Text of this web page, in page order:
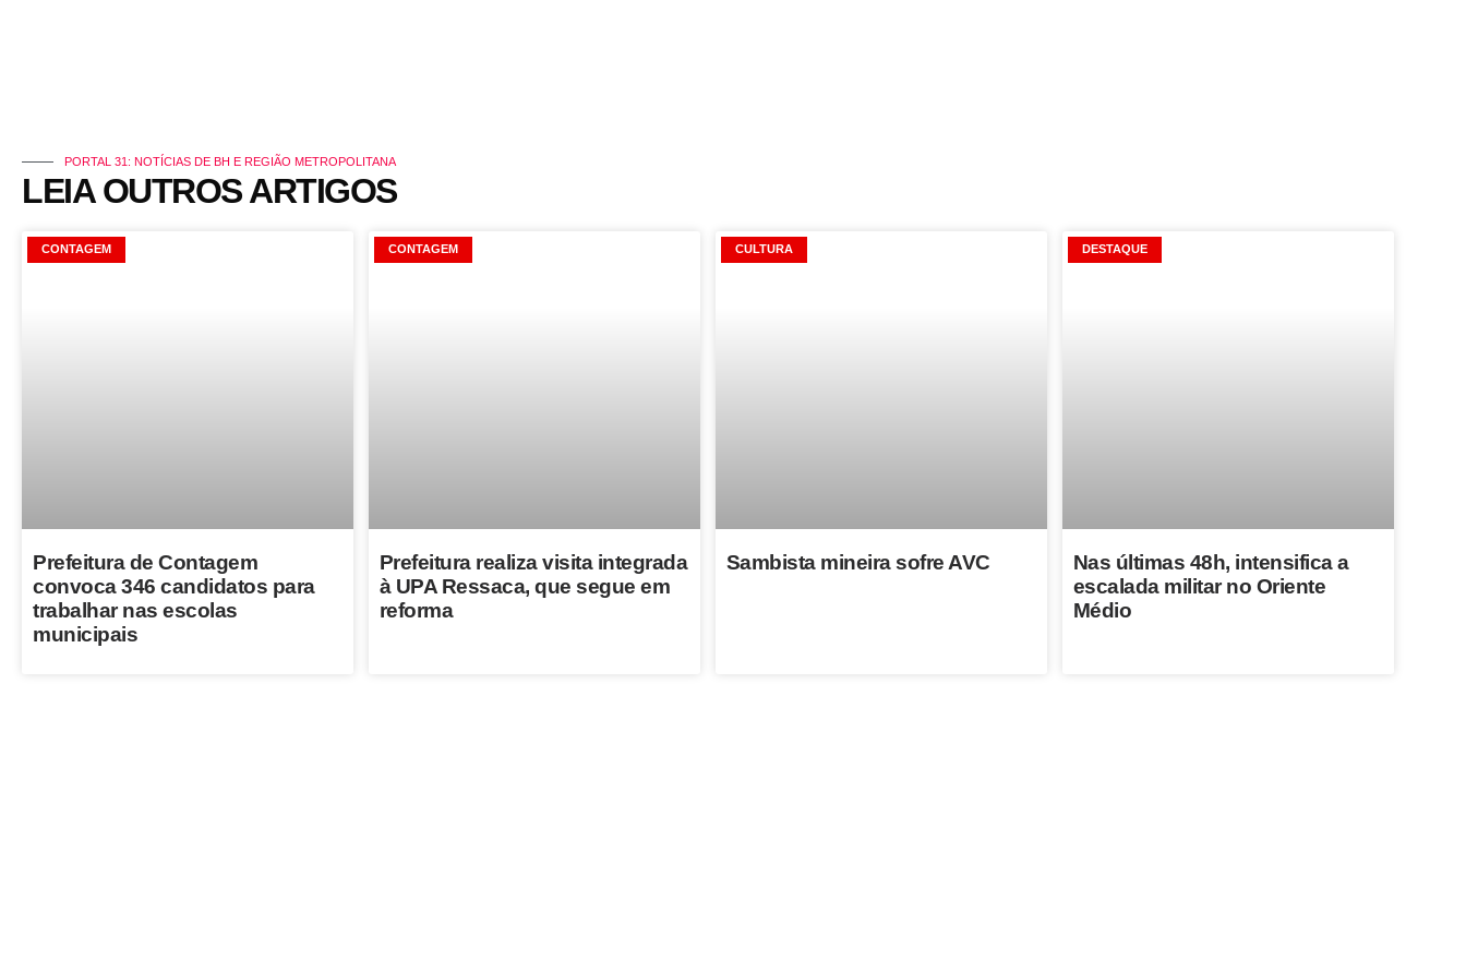
PORTAL 31: NOTÍCIAS DE BH E REGIÃO METROPOLITANA
LEIA OUTROS ARTIGOS
CONTAGEM
Prefeitura de Contagem
convoca 346 candidatos para
trabalhar nas escolas
municipais
CONTAGEM
Prefeitura realiza visita integrada
à UPA Ressaca, que segue em
reforma
CULTURA
Sambista mineira sofre AVC
DESTAQUE
Nas últimas 48h, intensifica a
escalada militar no Oriente
Médio